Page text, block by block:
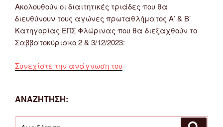
Ακολουθούν οι διαιτητικές τριάδες που θα
διευθύνουν τους αγώνες πρωταθλήματος Α’ & Β’
Κατηγορίας ΕΠΣ Φλώρινας που θα διεξαχθούν το
Σαββατοκύριακο 2 & 3/12/2023:
Συνεχίστε την ανάγνωση του“Οι
ΑΝΑΖΉΤΗΣΗ: